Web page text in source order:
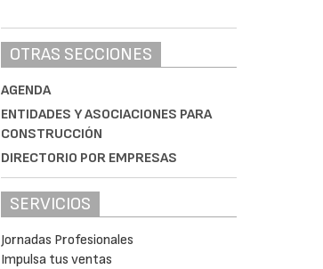
OTRAS SECCIONES
AGENDA
ENTIDADES Y ASOCIACIONES PARA
CONSTRUCCIÓN
DIRECTORIO POR EMPRESAS
SERVICIOS
Jornadas Profesionales
Impulsa tus ventas